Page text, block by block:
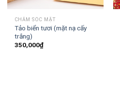
CHĂM SÓC MẶT
Tảo biển tươi (mặt nạ cấy
trắng)
350,000₫